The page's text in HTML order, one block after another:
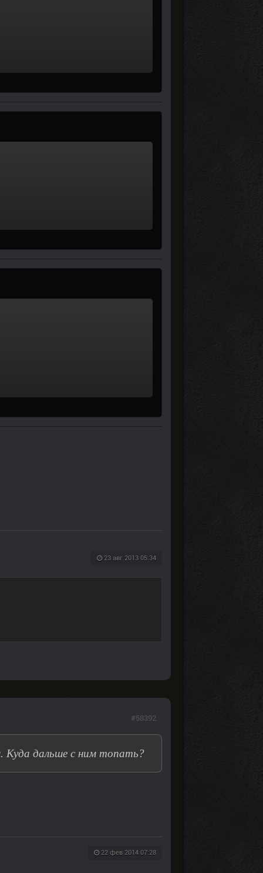
23 авг 2013 05:34
Куда дальше с ним топать?
22 фев 2014 07:28
#58392